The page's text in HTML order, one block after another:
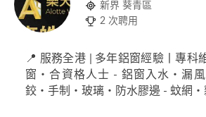
新界 葵青區
2 次聘用
📍 服務全港 | 多年鋁窗經驗丨專科
窗・合資格人士 - 鋁窗入水・漏
鉸・手制・玻璃・防水膠邊 - 蚊網・